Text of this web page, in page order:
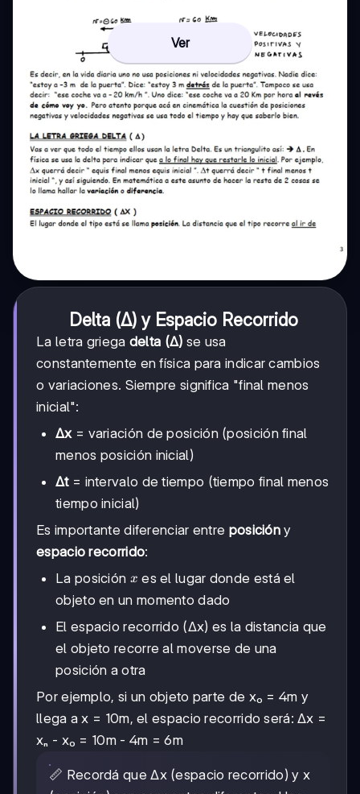
Ver
Delta (Δ) y Espacio Recorrido
La letra griega delta (Δ) se usa
constantemente en física para indicar cambios
o variaciones. Siempre significa "final menos
inicial":
Δx= variación de posición (posición final
menos posición inicial)
Δt= intervalo de tiempo (tiempo final menos
tiempo inicial)
Es importante diferenciar entre posición y
espacio recorrido:
La posición x
x es el lugar donde está el
objeto en un momento dado
El espacio recorrido (Δx) es la distancia que
el objeto recorre al moverse de una
posición a otra
Por ejemplo, si un objeto parte de x₀ = 4m y
llega a x = 10m, el espacio recorrido será: Δx =
xₙ - x₀ = 10m - 4m = 6m
📏 Recordá que Δx (espacio recorrido) y x